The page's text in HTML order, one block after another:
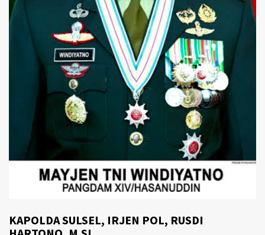
KAPOLDA SULSEL, IRJEN POL, RUSDI